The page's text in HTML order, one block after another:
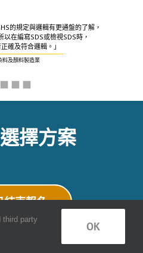
的規定與邏輯有更通盤的了解，
在編寫SDS或檢視SDS時，
確及符合邏輯。」
料及顏料製造業
擇方案
結束報名
third party
OK